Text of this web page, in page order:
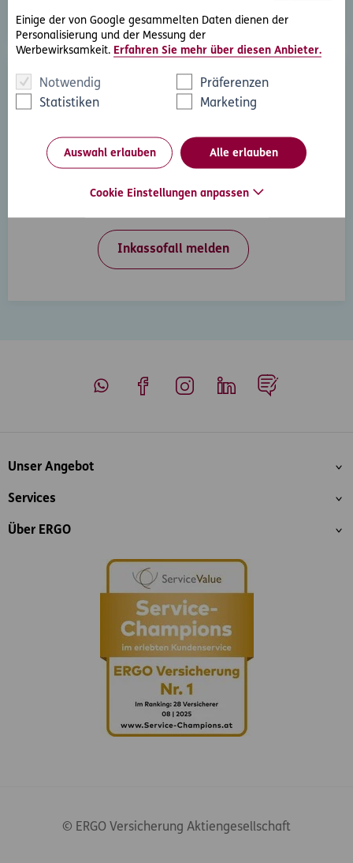
Einige der von Google gesammelten Daten dienen der
Personalisierung und der Messung der
Werbewirksamkeit. Erfahren Sie mehr über diesen Anbieter.
Notwendig
Präferenzen
Statistiken
Marketing
Auswahl erlauben Alle erlauben
Cookie Einstellungen anpassen
Inkasso-Rechtsschutz
Wenn Ihre Kunden in Zahlungsverzug geraten, hilft
Inkassofall melden
Inhaltsübersicht
Unser Angebot
Services
Über ERGO
© ERGO Versicherung Aktiengesellschaft